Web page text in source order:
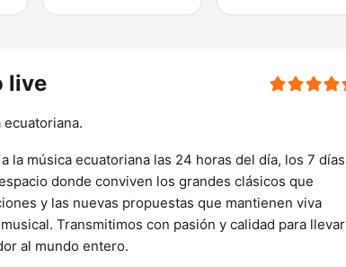
live
ecuatoriana.
la música ecuatoriana las 24 horas del día, los 7 días
donde conviven los grandes clásicos que
y las nuevas propuestas que mantienen viva
Transmitimos con pasión y calidad para llevar
al mundo entero.